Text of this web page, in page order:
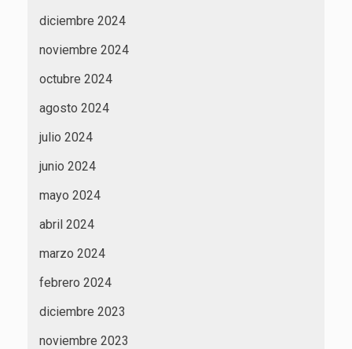
diciembre 2024
noviembre 2024
octubre 2024
agosto 2024
julio 2024
junio 2024
mayo 2024
abril 2024
marzo 2024
febrero 2024
diciembre 2023
noviembre 2023